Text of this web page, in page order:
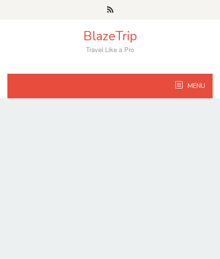
BlazeTrip
Travel Like a Pro
MENU